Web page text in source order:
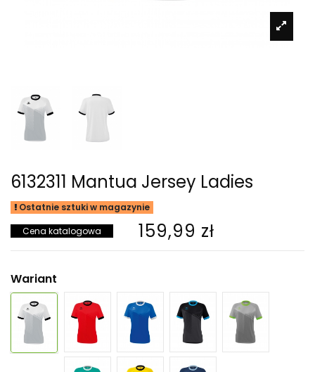
6132311 Mantua Jersey Ladies
Ostatnie sztuki w magazynie
Cena katalogowa 159,99 zł
Wariant